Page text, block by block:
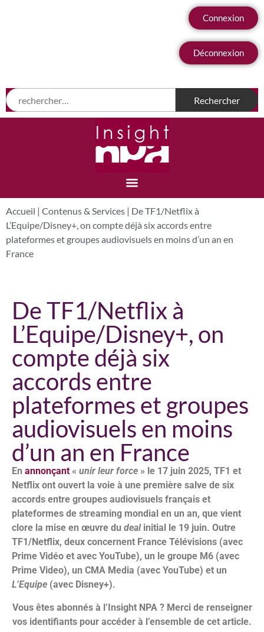
Connexion
Déconnexion
Accueil | Contenus & Services | De TF1/Netflix à
L’Equipe/Disney+, on compte déjà six accords entre
plateformes et groupes audiovisuels en moins d’un an en
France
De TF1/Netflix à
L’Equipe/Disney+, on
compte déjà six
accords entre
plateformes et groupes
audiovisuels en moins
d’un an en France
En annonçant « unir leur force » le 17 juin 2025, TF1 et
Netflix ont ouvert la voie à une première salve de six
accords entre groupes audiovisuels français et
plateformes de streaming mondial en un an, que vient
clore la mise en œuvre du deal initial le 19 juin. Outre
TF1/Netflix, deux concernent France Télévisions (avec
Prime Vidéo et avec YouTube), un le groupe M6 (avec
Prime Video), un CMA Media (avec YouTube) et un
L’Equipe (avec Disney+).
Vous êtes abonnés à l’Insight NPA ? Merci de renseigner
vos identifiants pour accéder à l’ensemble de cet article.